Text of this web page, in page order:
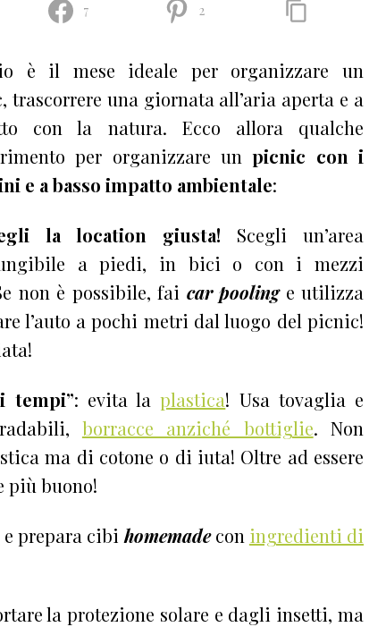
7 2
è il mese ideale per organizzare un
trascorrere una giornata all’aria aperta e a
con la natura. Ecco allora qualche
per organizzare unpicnic con i
e a basso impatto ambientale:
la location giusta! Scegli un’area
a piedi, in bici o con i mezzi
non è possibile, fai car poolinge utilizza
l’auto a pochi metri dal luogo del picnic!
tempi”: evita laplastica! Usa tovaglia e
borracce anziché bottiglie. Non
ma di cotone o di iuta! Oltre ad essere
più buono!
e prepara cibi homemadecon ingredienti di
la protezione solare e dagli insetti, ma